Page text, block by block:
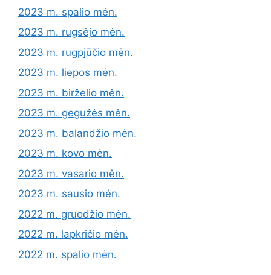
2023 m. spalio mėn.
2023 m. rugsėjo mėn.
2023 m. rugpjūčio mėn.
2023 m. liepos mėn.
2023 m. birželio mėn.
2023 m. gegužės mėn.
2023 m. balandžio mėn.
2023 m. kovo mėn.
2023 m. vasario mėn.
2023 m. sausio mėn.
2022 m. gruodžio mėn.
2022 m. lapkričio mėn.
2022 m. spalio mėn.